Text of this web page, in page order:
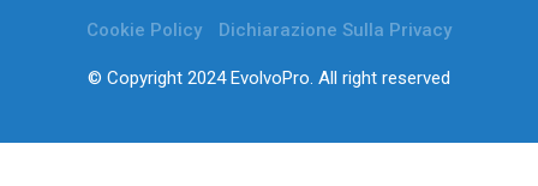
Cookie Policy
Dichiarazione Sulla Privacy
© Copyright 2024 EvolvoPro. All right reserved